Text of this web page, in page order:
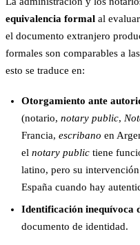
equivalencia formal al
el documento extranjero
formales son comparables a
esto se traduce en:
Otorgamiento ante
(notario, notary public,
Francia, escribano en
el notary publictiene
latino, pero su
España cuando hay
Identificación inequívoca
documento de identidad.